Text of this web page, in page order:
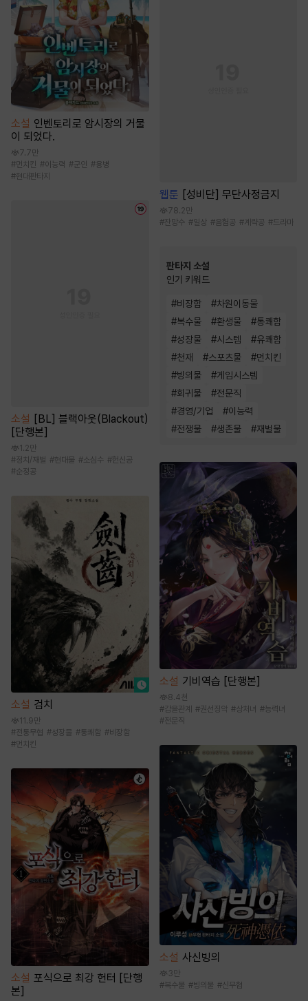
소설 인벤토리로 암시장의 거물
이 되었다.
7.7만
#먼치킨 #이능력 #군인 #용병
#현대판타지
소설
[BL] 블랙아웃(Blackout)
[단행본]
1.2만
#정치/재벌 #현대물 #소심수 #헌신공
#순정공
소설 검치
11.9만
#전통무협 #성장물 #통쾌함 #비장함
#먼치킨
소설 포식으로 최강 헌터 [단행
본]
웹툰 [성비단] 무단사정금지
78.2만
#잔망수 #일상 #음험공 #계략공 #드라마
판타지 소설
인기 키워드
#비장함 #차원이동물
#복수물 #환생물 #통쾌함
#성장물 #시스템 #유쾌함
#천재 #스포츠물 #먼치킨
#빙의물 #게임시스템
#회귀물 #전문직
#경영/기업 #이능력
#전쟁물 #생존물 #재벌물
소설 기비역습 [단행본]
8.4천
#갑을관계 #권선징악 #상처녀 #능력녀
#전문직
소설 사신빙의
3만
#복수물 #빙의물 #신무협